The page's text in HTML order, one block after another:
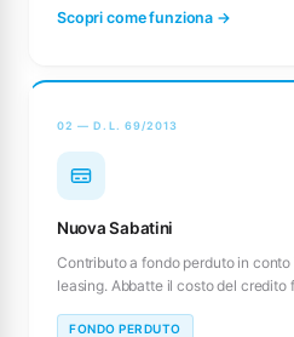
Scopri come funziona →
02 — D.L. 69/2013
Nuova Sabatini
Contributo a fondo perduto in
leasing. Abbatte il costo del credito
FONDO PERDUTO